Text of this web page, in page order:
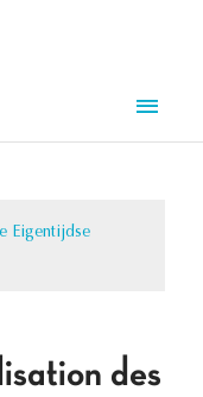
Eigentijdse
des